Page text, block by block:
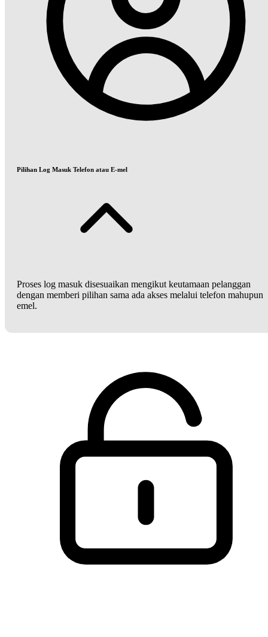
Pilihan Log Masuk Telefon atau E-mel
Proses log masuk disesuaikan mengikut keutamaan pelanggan
dengan memberi pilihan sama ada akses melalui telefon mahupun
emel.